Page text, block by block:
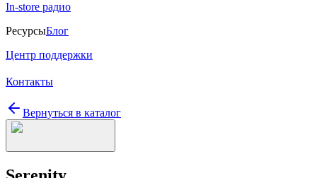
In-store радио
РесурсыБлог
Центр поддержки
Контакты
Вернуться в каталог